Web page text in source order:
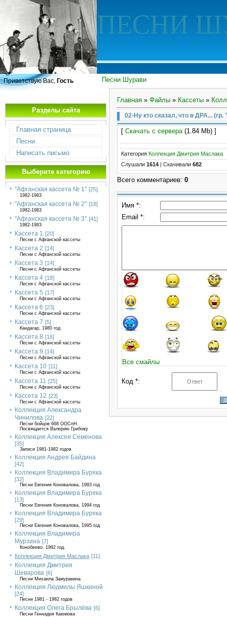
ПЕСНИ
Песни Шурави
Приветствую Вас, Гость
Разделы сайта
Главная страница
Песни
Написать письмо
Выберите категорию
"Афганская кассета № 1" [25]
1982-1983
"Афганская кассета № 2" [18]
1982-1983
"Афганская кассета № 3" [41]
1982-1983
Кассета 1 [20]
Песни с Афганской кассеты
Кассета 2 [14]
Песни с Афганской кассеты
Кассета 3 [14]
Песни с Афганской кассеты
Кассета 4 [18]
Песня с Афганской кассеты
Кассета 5 [17]
Песни с Афганской кассеты
Кассета 6 [23]
Песни с Афганской кассеты
Кассета 7 [5]
Кандагар, 1980 год
Кассета 8 [16]
Песни с Афганской кассеты
Кассета 9 [14]
Песни с Афганской кассеты
Кассета 10 [11]
Песни с Афганской кассеты
Кассета 11 [25]
Песни с Афганской кассеты
Кассета 12 [23]
Песни с Афганской кассеты
Коллекция Александра
Чинилова [22]
Песни бойцов 668 ООСпН.
Посвящается Валерию Грибову
Коллекция Алексея Семёнова
[35]
Записи 1981-1982 годов
Коллекция Андрея Байдина
[42]
Коллекция Владимира Буряка
[32]
Песни Евгения Коновалова, 1993 год
Коллекция Владимира Буряка
[13]
Песни Евгения Коновалова, 1994 год
Коллекция Владимира Буряка
[29]
Песни Евгения Коновалова, 1995 год
Коллекция Владимира
Мурзина [7]
Конобеево. 1992 год.
Коллекция Дмитрия Маслака [11]
Коллекция Дмитрия
Шеварова [6]
Песни Михаила Замуракина
Коллекция Людмилы Яшкиной
[24]
Песни 1981 - 1982 годов
Коллекция Олега Брылёва [6]
Песни Геннадия Каюмова
Главная » Файлы » Кассеты »
02-Ну кто сказал, что в ДРА... (гр.
[ Скачать с сервера(1.84 Mb) ]
Категория Коллекция Дмитрия Маслака
Слушали 1614 Скачивали 682
Всего комментариев: 0
Имя *:
Email *:
Все смайлы
Код *: